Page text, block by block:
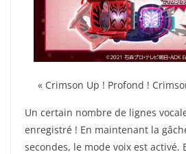
« Crimson Up ! Profond !
Un certain nombre de lignes
enregistré ! En maintenant la
secondes, le mode voix est activé.